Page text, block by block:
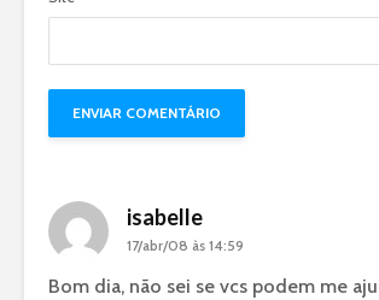
isabelle
17/abr/08 às 14:59
Bom dia, não sei se vcs podem me